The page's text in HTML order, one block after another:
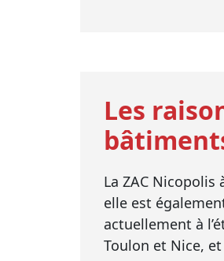
Les
La ZAC Nicopolis
elle est
actuellement à
Toulon et Nice,